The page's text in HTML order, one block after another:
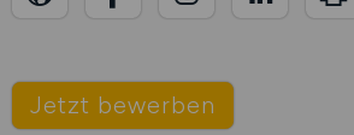
Jetzt bewerben